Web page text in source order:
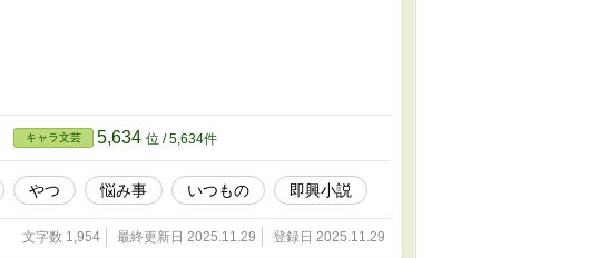
キャラ文芸 5,634 位 / 5,634件
やつ 悩み事 いつもの 即興小説
文字数 1,954 最終更新日 2025.11.29 登録日 2025.11.29